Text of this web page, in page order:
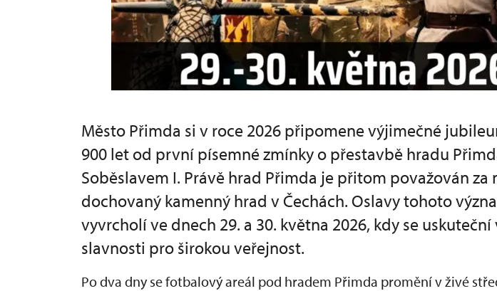
Město Přimda si v roce 2026 připomene výjimečné
900 let od první písemné zmínky o přestavbě hradu
Soběslavem I. Právě hrad Přimda je přitom považován za
dochovaný kamenný hrad v Čechách. Oslavy tohoto
vyvrcholí ve dnech 29. a 30. května 2026, kdy se
slavnosti pro širokou veřejnost.
Po dva dny se fotbalový areál pod hradem Přimda promění v živé